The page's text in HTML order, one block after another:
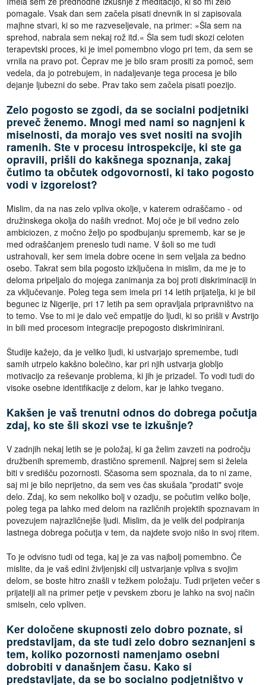
pomagale. Vsak dan sem začela pisati dnevnik in si zapisovala
majhne stvari, ki so me razveseljevale, na primer: »Šla sem na
sprehod, nabrala sem nekaj rož itd.« Šla sem tudi skozi celoten
terapevtski proces, ki je imel pomembno vlogo pri tem, da sem se
vrnila na pravo pot. Čeprav me je bilo sram prositi za pomoč, sem
vedela, da jo potrebujem, in nadaljevanje tega procesa je bilo
dejanje ljubezni do sebe. Prav tako sem začela pisati poezijo.
Zelo pogosto se zgodi, da se socialni podjetniki
preveč ženemo. Mnogi med nami so nagnjeni k
miselnosti, da morajo ves svet nositi na svojih
ramenih. Ste v procesu introspekcije, ki ste ga
opravili, prišli do kakšnega spoznanja, zakaj
čutimo ta občutek odgovornosti, ki tako pogosto
vodi v izgorelost?
Mislim, da na nas zelo vpliva okolje, v katerem odraščamo - od
družinskega okolja do naših vrednot. Moj oče je bil vedno zelo
ambiciozen, z močno željo po spodbujanju sprememb, kar se je
med odraščanjem preneslo tudi name. V šoli so me tudi
ustrahovali, ker sem imela dobre ocene in sem veljala za bedno
osebo. Takrat sem bila pogosto izključena in mislim, da me je to
deloma pripeljalo do mojega zanimanja za boj proti diskriminaciji in
za vključevanje. Poleg tega sem imela pri 14 letih prijatelja, ki je bil
begunec iz Nigerije, pri 17 letih pa sem opravljala pripravništvo na
to temo. Vse to mi je dalo več empatije do ljudi, ki so prišli v Avstrijo
in bili med procesom integracije prepogosto diskriminirani.
Študije kažejo, da je veliko ljudi, ki ustvarjajo spremembe, tudi
samih utrpelo kakšno bolečino, kar pri njih ustvarja globljo
motivacijo za reševanje problema, ki jih je prizadel. To vodi tudi do
visoke osebne identifikacije z delom, kar je lahko tvegano.
Kakšen je vaš trenutni odnos do dobrega počutja
zdaj, ko ste šli skozi vse te izkušnje?
V zadnjih nekaj letih se je položaj, ki ga želim zavzeti na področju
družbenih sprememb, drastično spremenil. Najprej sem si želela
biti v središču pozornosti. Sčasoma sem spoznala, da to ni zame,
saj mi je bilo neprijetno, da sem ves čas skušala "prodati" svoje
delo. Zdaj, ko sem nekoliko bolj v ozadju, se počutim veliko bolje,
poleg tega pa lahko med delom na različnih projektih spoznavam in
povezujem najrazličnejše ljudi. Mislim, da je velik del podpiranja
lastnega dobrega počutja v tem, da najdete svojo nišo in svoj ritem.
To je odvisno tudi od tega, kaj je za vas najbolj pomembno. Če
mislite, da je vaš edini življenjski cilj ustvarjanje vpliva s svojim
delom, se boste hitro znašli v težkem položaju. Tudi prijeten večer s
prijatelji ali na primer petje v pevskem zboru je lahko na svoj način
smiseln, celo vpliven.
Ker določene skupnosti zelo dobro poznate, si
predstavljam, da ste tudi zelo dobro seznanjeni s
tem, koliko pozornosti namenjamo osebni
dobrobiti v današnjem času. Kako si
predstavljate, da se bo socialno podjetništvo v